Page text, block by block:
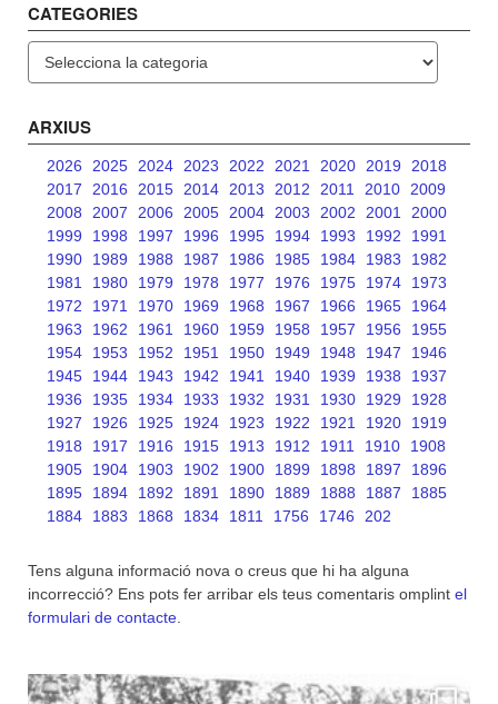
CATEGORIES
ARXIUS
2026 2025 2024 2023 2022 2021 2020 2019
2018
2017
2016 2015 2014 2013 2012 2011 2010 2009
2008
2007 2006 2005 2004 2003 2002 2001
2000
1999
1998 1997 1996 1995 1994 1993 1992
1991
1990
1989 1988 1987 1986 1985 1984 1983
1982
1981
1980 1979 1978 1977 1976 1975 1974
1973
1972
1971 1970 1969 1968 1967 1966 1965
1964
1963
1962 1961 1960 1959 1958 1957 1956
1955
1954
1953 1952 1951 1950 1949 1948 1947
1946
1945
1944 1943 1942 1941 1940 1939 1938
1937
1936
1935 1934 1933 1932 1931 1930 1929
1928
1927
1926 1925 1924 1923 1922 1921 1920
1919
1918
1917 1916 1915 1913 1912 1911 1910
1908
1905
1904 1903 1902 1900 1899 1898 1897
1896
1895
1894 1892 1891 1890 1889 1888 1887
1885
1884
1883 1868 1834 1811 1756 1746 202
Tens alguna informació nova o creus que hi ha alguna
incorrecció? Ens pots fer arribar els teus comentaris omplint el
formulari de contacte.